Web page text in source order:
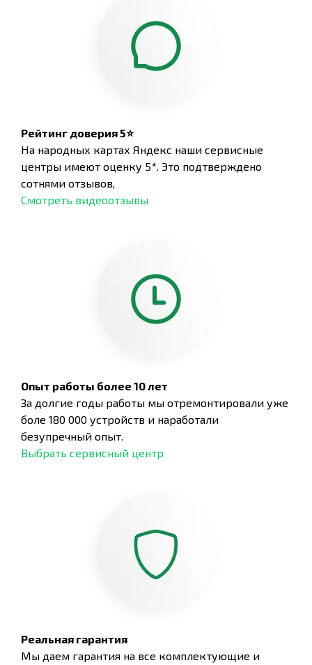
Рейтинг доверия 5⭐
На народных картах Яндекс наши сервисные
центры имеют оценку 5*. Это подтверждено
сотнями отзывов,
Смотреть видеоотзывы
Опыт работы более 10 лет
За долгие годы работы мы отремонтировали уже
боле 180 000 устройств и наработали
безупречный опыт.
Выбрать сервисный центр
Реальная гарантия
Мы даем гарантия на все комплектующие и